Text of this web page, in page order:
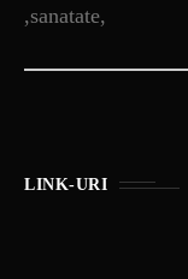
,sanatate,
LINK-URI